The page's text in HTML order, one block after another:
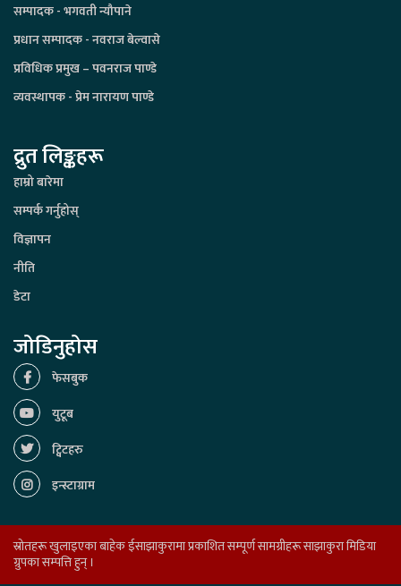
सम्पादक - भगवती न्यौपाने
प्रधान सम्पादक - नवराज बेल्वासे
प्रविधिक प्रमुख – पवनराज पाण्डे
व्यवस्थापक - प्रेम नारायण पाण्डे
द्रुत लिङ्कहरू
हाम्रो बारेमा
सम्पर्क गर्नुहोस्
विज्ञापन
नीति
डेटा
जोडिनुहोस
फेसबुक
युटूब
ट्विटहरु
इन्स्टाग्राम
स्रोतहरू खुलाइएका बाहेक ईसाझाकुरामा प्रकाशित सम्पूर्ण सामग्रीहरू साझाकुरा मिडिया
ग्रुपका सम्पत्ति हुन् ।